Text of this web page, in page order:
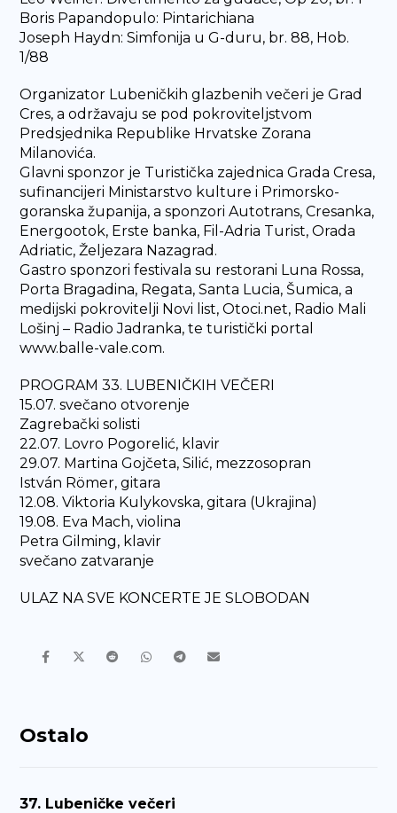
Boris Papandopulo: Pintarichiana
Joseph Haydn: Simfonija u G-duru, br. 88, Hob.
1/88
Organizator Lubeničkih glazbenih večeri je Grad
Cres, a održavaju se pod pokroviteljstvom
Predsjednika Republike Hrvatske Zorana
Milanovića.
Glavni sponzor je Turistička zajednica Grada Cresa,
sufinancijeri Ministarstvo kulture i Primorsko-
goranska županija, a sponzori Autotrans, Cresanka,
Energootok, Erste banka, Fil-Adria Turist, Orada
Adriatic, Željezara Nazagrad.
Gastro sponzori festivala su restorani Luna Rossa,
Porta Bragadina, Regata, Santa Lucia, Šumica, a
medijski pokrovitelji Novi list, Otoci.net, Radio Mali
Lošinj – Radio Jadranka, te turistički portal
www.balle-vale.com.
PROGRAM 33. LUBENIČKIH VEČERI
15.07. svečano otvorenje
Zagrebački solisti
22.07. Lovro Pogorelić, klavir
29.07. Martina Gojčeta, Silić, mezzosopran
István Römer, gitara
12.08. Viktoria Kulykovska, gitara (Ukrajina)
19.08. Eva Mach, violina
Petra Gilming, klavir
svečano zatvaranje
ULAZ NA SVE KONCERTE JE SLOBODAN
Ostalo
37. Lubeničke večeri